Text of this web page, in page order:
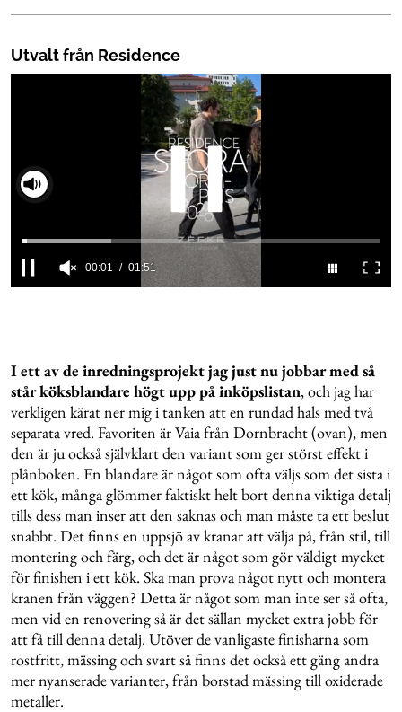
Utvalt från Residence
51
seconds
00:02 01:51
I ett av de inredningsprojekt jag just nu jobbar med så
står köksblandare högt upp på inköpslistan, och jag har
verkligen kärat ner mig i tanken att en rundad hals med två
separata vred. Favoriten är Vaia från Dornbracht (ovan), men
den är ju också självklart den variant som ger störst effekt i
plånboken. En blandare är något som ofta väljs som det sista i
ett kök, många glömmer faktiskt helt bort denna viktiga detalj
tills dess man inser att den saknas och man måste ta ett beslut
snabbt. Det finns en uppsjö av kranar att välja på, från stil, till
montering och färg, och det är något som gör väldigt mycket
för finishen i ett kök. Ska man prova något nytt och montera
kranen från väggen? Detta är något som man inte ser så ofta,
men vid en renovering så är det sällan mycket extra jobb för
att få till denna detalj. Utöver de vanligaste finisharna som
rostfritt, mässing och svart så finns det också ett gäng andra
mer nyanserade varianter, från borstad mässing till oxiderade
metaller.